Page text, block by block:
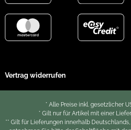
Vertrag widerrufen
* Alle Preise inkl. gesetzlicher
* Gilt nur für Artikel mit einer
** Gilt für Lieferungen innerhalb